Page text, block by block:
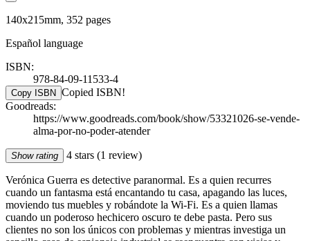
140x215mm, 352 pages
Español language
ISBN:
978-84-09-11533-4
Copy ISBN Copied ISBN!
Goodreads:
https://www.goodreads.com/book/show/53321026-se-vende-
alma-por-no-poder-atender
Show rating 4 stars (1 review)
Verónica Guerra es detective paranormal. Es a quien recurres
cuando un fantasma está encantando tu casa, apagando las luces,
moviendo tus muebles y robándote la Wi-Fi. Es a quien llamas
cuando un poderoso hechicero oscuro te debe pasta. Pero sus
clientes no son los únicos con problemas y mientras investiga un